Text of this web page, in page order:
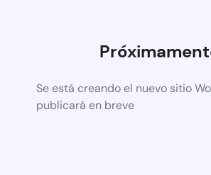
Se está creando el nuevo sitio
publicará en breve